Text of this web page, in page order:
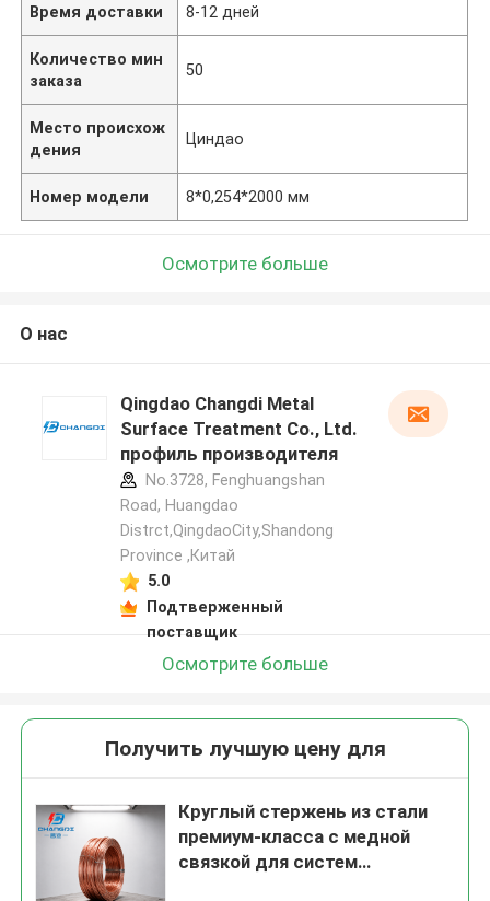
Время доставки 8-12 дней
Количество мин
заказа
50
Место происхож
дения
Циндао
Номер модели 8*0,254*2000 мм
Осмотрите больше
О нас
Qingdao Changdi Metal
Surface Treatment Co., Ltd.
профиль производителя
No.3728, Fenghuangshan
Road, Huangdao
Distrct,QingdaoCity,Shandong
Province ,Китай
5.0
Подтверженный
поставщик
Осмотрите больше
Получить лучшую цену для
Круглый стержень из стали
премиум-класса с медной
связкой для систем